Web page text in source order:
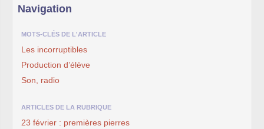
Navigation
MOTS-CLÉS DE L'ARTICLE
Les incorruptibles
Production d’élève
Son, radio
ARTICLES DE LA RUBRIQUE
23 février : premières pierres